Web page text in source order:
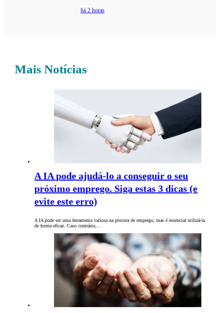
há 2 horas
Mais Notícias
A IA pode ajudá-lo a conseguir o seu
próximo emprego. Siga estas 3 dicas (e
evite este erro)
A IA pode ser uma ferramenta valiosa na procura de emprego, mas é essencial utilizá-la
de forma eficaz. Caso contrário,…